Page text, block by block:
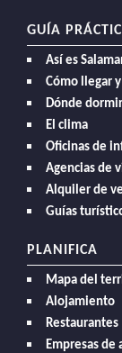
GUÍA
Así es
Cómo llegar
Dónde dormir
El clima
Oficinas de
Agencias de
Alquiler de
Guías
PLANIFICA
Mapa del
Alojamiento
Restaurantes
Empresas de